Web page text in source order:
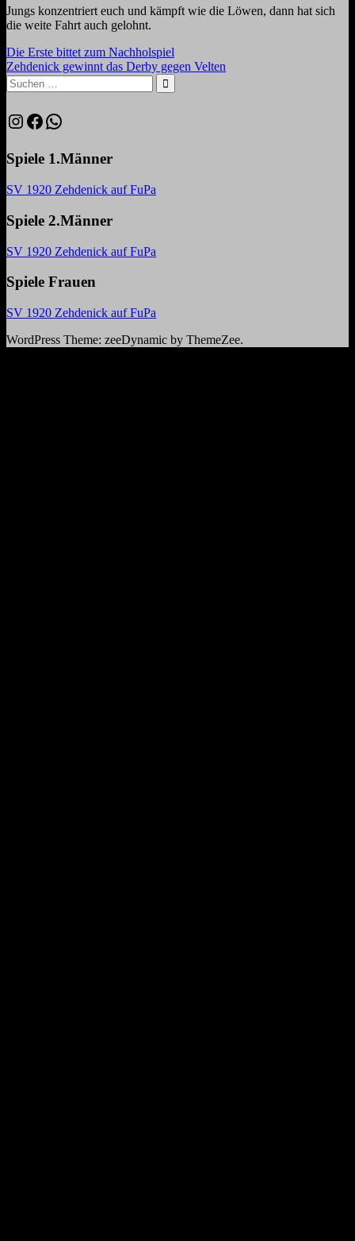
Jungs konzentriert euch und kämpft wie die Löwen, dann hat sich
die weite Fahrt auch gelohnt.
Beitragsnavigation
Vorheriger
Beitrag:
Die Erste bittet zum Nachholspiel
Nächster
Beitrag:
Zehdenick gewinnt das Derby gegen Velten
Suchen
nach:
Suchen
Instagram
Facebook
WhatsApp
Spiele 1.Männer
SV 1920 Zehdenick auf FuPa
Spiele 2.Männer
SV 1920 Zehdenick auf FuPa
Spiele Frauen
SV 1920 Zehdenick auf FuPa
WordPress Theme: zeeDynamic by ThemeZee.